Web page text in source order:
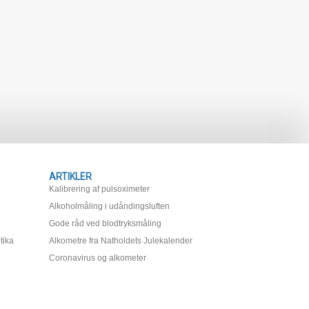
ARTIKLER
Kalibrering af pulsoximeter
Alkoholmåling i udåndingsluften
Gode råd ved blodtryksmåling
Alkometre fra Natholdets Julekalender
Coronavirus og alkometer